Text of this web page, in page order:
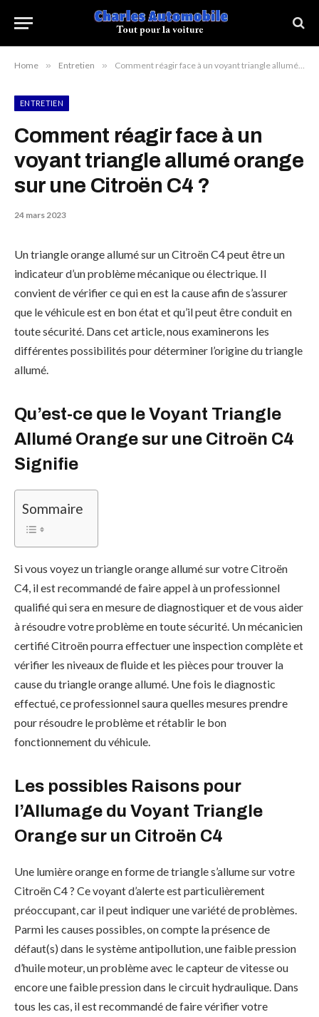
Home » Entretien » Comment réagir face à un voyant triangle allumé orange sur une Citroën C4 ?
ENTRETIEN
Comment réagir face à un
voyant triangle allumé orange
sur une Citroën C4 ?
24 mars 2023
Un triangle orange allumé sur un Citroën C4 peut être un
indicateur d’un problème mécanique ou électrique. Il
convient de vérifier ce qui en est la cause afin de s’assurer
que le véhicule est en bon état et qu’il peut être conduit en
toute sécurité. Dans cet article, nous examinerons les
différentes possibilités pour déterminer l’origine du triangle
allumé.
Qu’est-ce que le Voyant Triangle
Allumé Orange sur une Citroën C4
Signifie
Sommaire
Si vous voyez un triangle orange allumé sur votre Citroën
C4, il est recommandé de faire appel à un professionnel
qualifié qui sera en mesure de diagnostiquer et de vous aider
à résoudre votre problème en toute sécurité. Un mécanicien
certifié Citroën pourra effectuer une inspection complète et
vérifier les niveaux de fluide et les pièces pour trouver la
cause du triangle orange allumé. Une fois le diagnostic
effectué, ce professionnel saura quelles mesures prendre
pour résoudre le problème et rétablir le bon
fonctionnement du véhicule.
Les possibles Raisons pour
l’Allumage du Voyant Triangle
Orange sur un Citroën C4
Une lumière orange en forme de triangle s’allume sur votre
Citroën C4 ? Ce voyant d’alerte est particulièrement
préoccupant, car il peut indiquer une variété de problèmes.
Parmi les causes possibles, on compte la présence de
défaut(s) dans le système antipollution, une faible pression
d’huile moteur, un problème avec le capteur de vitesse ou
encore une faible pression dans le circuit hydraulique. Dans
tous les cas, il est recommandé de faire vérifier votre